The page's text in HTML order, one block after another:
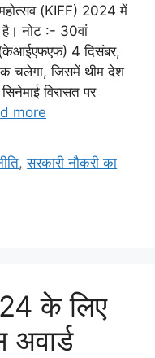
महोत्सव (KIFF) 2024 में
है। नोट :- 30वां
(केआईएफएफ) 4 दिसंबर,
चलेगा, जिसमें थीम देश
विरासत पर
more
,सरकारी नौकरी का
के लिए